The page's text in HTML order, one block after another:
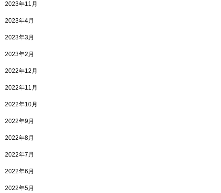
2023年11月
2023年4月
2023年3月
2023年2月
2022年12月
2022年11月
2022年10月
2022年9月
2022年8月
2022年7月
2022年6月
2022年5月